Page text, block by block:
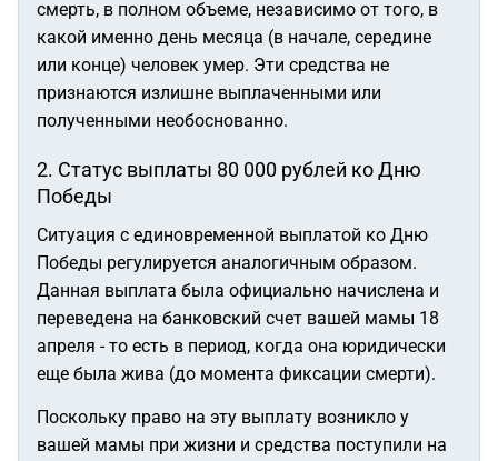
смерть, в полном объеме, независимо от того, в
какой именно день месяца (в начале, середине
или конце) человек умер. Эти средства не
признаются излишне выплаченными или
полученными необоснованно.
2. Статус выплаты 80 000 рублей ко Дню
Победы
Ситуация с единовременной выплатой ко Дню
Победы регулируется аналогичным образом.
Данная выплата была официально начислена и
переведена на банковский счет вашей мамы 18
апреля - то есть в период, когда она юридически
еще была жива (до момента фиксации смерти).
Поскольку право на эту выплату возникло у
вашей мамы при жизни и средства поступили на